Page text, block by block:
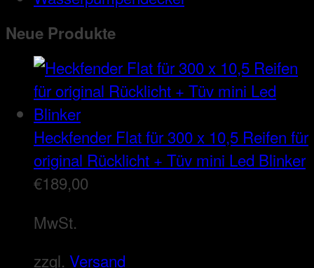
Neue Produkte
Heckfender Flat für 300 x 10,5 Reifen für
original Rücklicht + Tüv mini Led Blinker
€189,00
MwSt.
zzgl. Versand